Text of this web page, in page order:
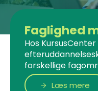
Faglighed
Hos
forskellige
Læs mere